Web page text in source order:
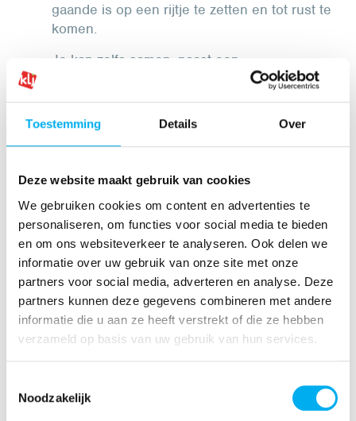
Toestemming Details Over
Deze website maakt gebruik van cookies
We gebruiken cookies om content en advertenties te
personaliseren, om functies voor social media te bieden
en om ons websiteverkeer te analyseren. Ook delen we
informatie over uw gebruik van onze site met onze
partners voor social media, adverteren en analyse. Deze
partners kunnen deze gegevens combineren met andere
informatie die u aan ze heeft verstrekt of die ze hebben
verzameld op basis van uw gebruik van hun services.
Noodzakelijk
gaande is op een rijtje te zetten en tot rust te
komen.
Je kan zelfs samen, naast een
vertrouwenspersoon, een veilige plek
vastleggen waar je lid mits een seintje naartoe
kan als het even niet meer gaat. Eigenlijk is
safe(r) space
Maak samen afspraken en
baken grenzen af
Bepaal samen op voorhand duidelijk de regels
en grenzen van een activiteit of jullie werking.
Geef daarbij iedereen de kans om aan te
geven wat wel of niet lukt.
direct contact (oogcontact, lichamelijke
aanrakingen, enzovoort) niet voor iedereen zo